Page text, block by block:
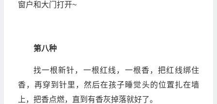
窗户和大门打开~
第八种
找一根新针，一根红线，一根香，把红线绑住
香，再穿到针里，然后在孩子睡觉头的位置扎在墙
上，把香点燃，直到有香灰掉落就好了。